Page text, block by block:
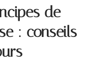
de
: conseils